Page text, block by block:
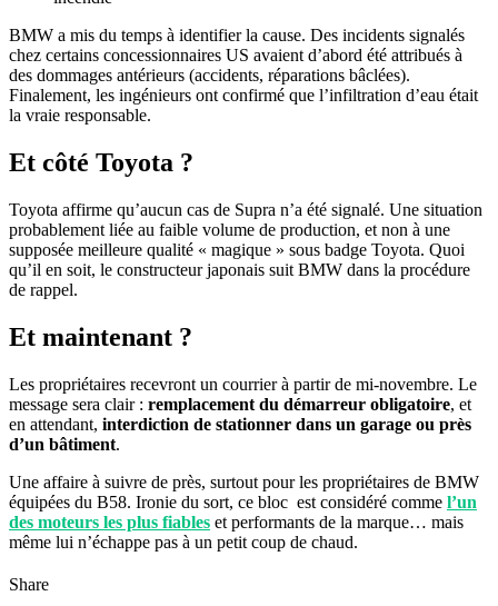
BMW a mis du temps à identifier la cause. Des incidents signalés
chez certains concessionnaires US avaient d’abord été attribués à
des dommages antérieurs (accidents, réparations bâclées).
Finalement, les ingénieurs ont confirmé que l’infiltration d’eau était
la vraie responsable.
Et côté Toyota ?
Toyota affirme qu’aucun cas de Supra n’a été signalé. Une situation
probablement liée au faible volume de production, et non à une
supposée meilleure qualité « magique » sous badge Toyota. Quoi
qu’il en soit, le constructeur japonais suit BMW dans la procédure
de rappel.
Et maintenant ?
Les propriétaires recevront un courrier à partir de mi-novembre. Le
message sera clair : remplacement du démarreur obligatoire, et
en attendant, interdiction de stationner dans un garage ou près
d’un bâtiment.
Une affaire à suivre de près, surtout pour les propriétaires de BMW
équipées du B58. Ironie du sort, ce bloc est considéré comme l’un
des moteurs les plus fiables et performants de la marque… mais
même lui n’échappe pas à un petit coup de chaud.
Share